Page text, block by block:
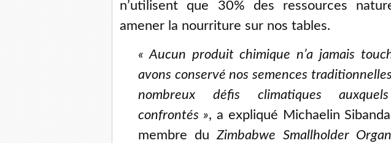
n’utilisent que 30% des ressources
amener la nourriture sur nos tables.
« Aucun produit chimique n’a jamais
avons conservé nos semences
nombreux défis climatiques
confrontés », a expliqué Michaelin
membre duZimbabwe Smallholder